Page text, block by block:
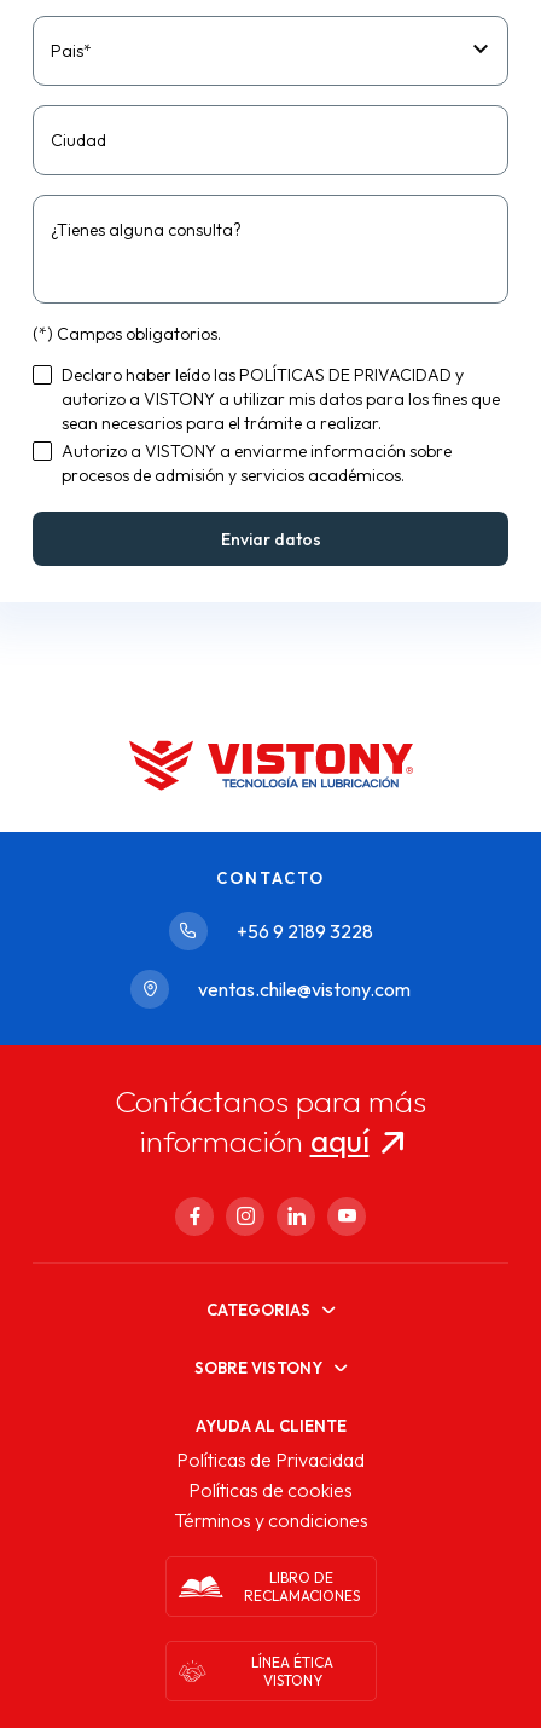
Pais*
Ciudad
¿Tienes alguna consulta?
(*) Campos obligatorios.
Declaro haber leído lasPOLÍTICAS DE PRIVACIDAD y
autorizo a VISTONY a utilizar mis datos para los fines que
sean necesarios para el trámite a realizar.
Autorizo a VISTONY a enviarme información sobre
procesos de admisión y servicios académicos.
CONTACTO
+56 9 2189 3228
ventas.chile@vistony.com
Contáctanos para más
información aquí
CATEGORIAS
SOBRE VISTONY
AYUDA AL CLIENTE
Políticas de Privacidad
Políticas de cookies
Términos y condiciones
LIBRO DE
RECLAMACIONES
LÍNEA ÉTICA
VISTONY